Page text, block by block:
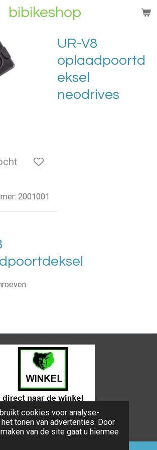
cookies voor analyse-
tonen van advertenties. Door
van de site gaat u hiermee
bibikeshop
UR-V8
oplaadpoortd
eksel
neodrives
2001001
Apeldoorn